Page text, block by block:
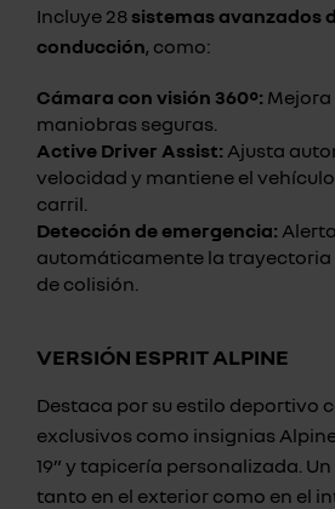
Incluye 28 sistemas avanzados
conducción, como:
Cámara con visión 360°:
maniobras seguras.
Active Driver Assist: Ajusta
velocidad y mantiene el
carril.
Detección de emergencia:
automáticamente la trayectoria
de colisión.
VERSIÓN ESPRIT ALPINE
Destaca por su estilo deportivo
exclusivos como insignias
19” y tapicería personalizada.
tanto en el exterior como en el